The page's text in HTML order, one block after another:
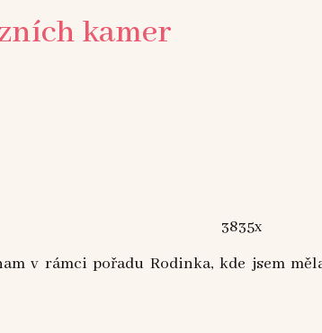
kamer
3835x
v rámci pořadu Rodinka, kde jsem